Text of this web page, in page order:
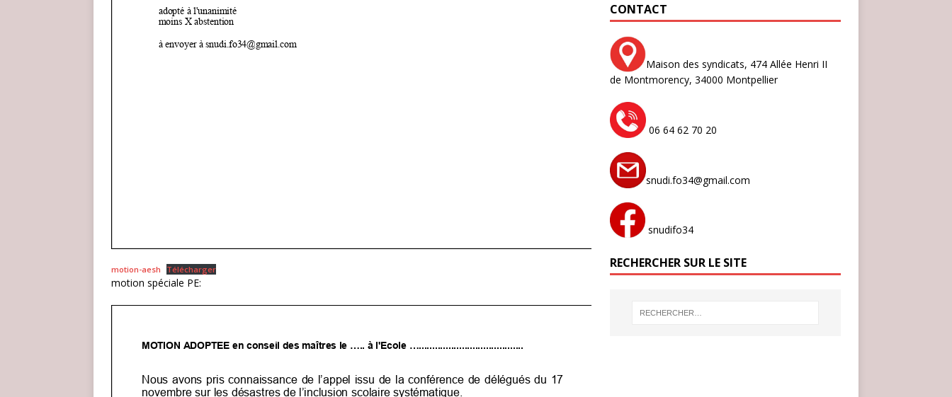
motion-aesh Télécharger
motion spéciale PE:
CONTACT
Maison des syndicats, 474 Allée Henri II
de Montmorency, 34000 Montpellier
06 64 62 70 20
snudi.fo34@gmail.com
snudifo34
RECHERCHER SUR LE SITE